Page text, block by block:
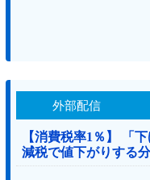
外部配信
【消費税率1％】 「
減税で値下がりする
価格を変えない店も